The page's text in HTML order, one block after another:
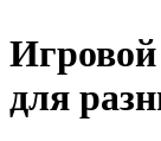
Игровой
для